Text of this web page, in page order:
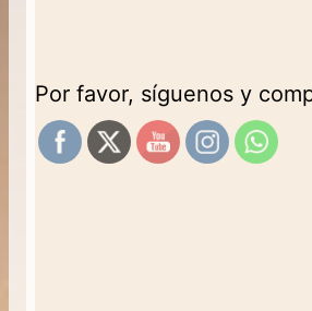
Por favor, síguenos y